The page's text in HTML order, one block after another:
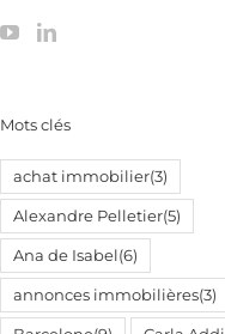
Mots clés
achat immobilier(3)
Alexandre Pelletier(5)
Ana de Isabel (6)
annonces immobilières(3)